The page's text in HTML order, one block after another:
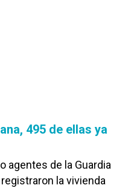
495 de ellas ya
agentes de la Guardia
la vivienda